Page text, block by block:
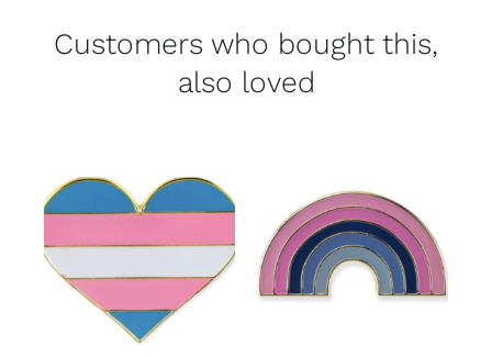
Customers who bought this,
also loved